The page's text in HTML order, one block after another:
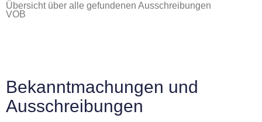
Übersicht über alle gefundenen Ausschreibungen
VOB
Bekanntmachungen und
Ausschreibungen